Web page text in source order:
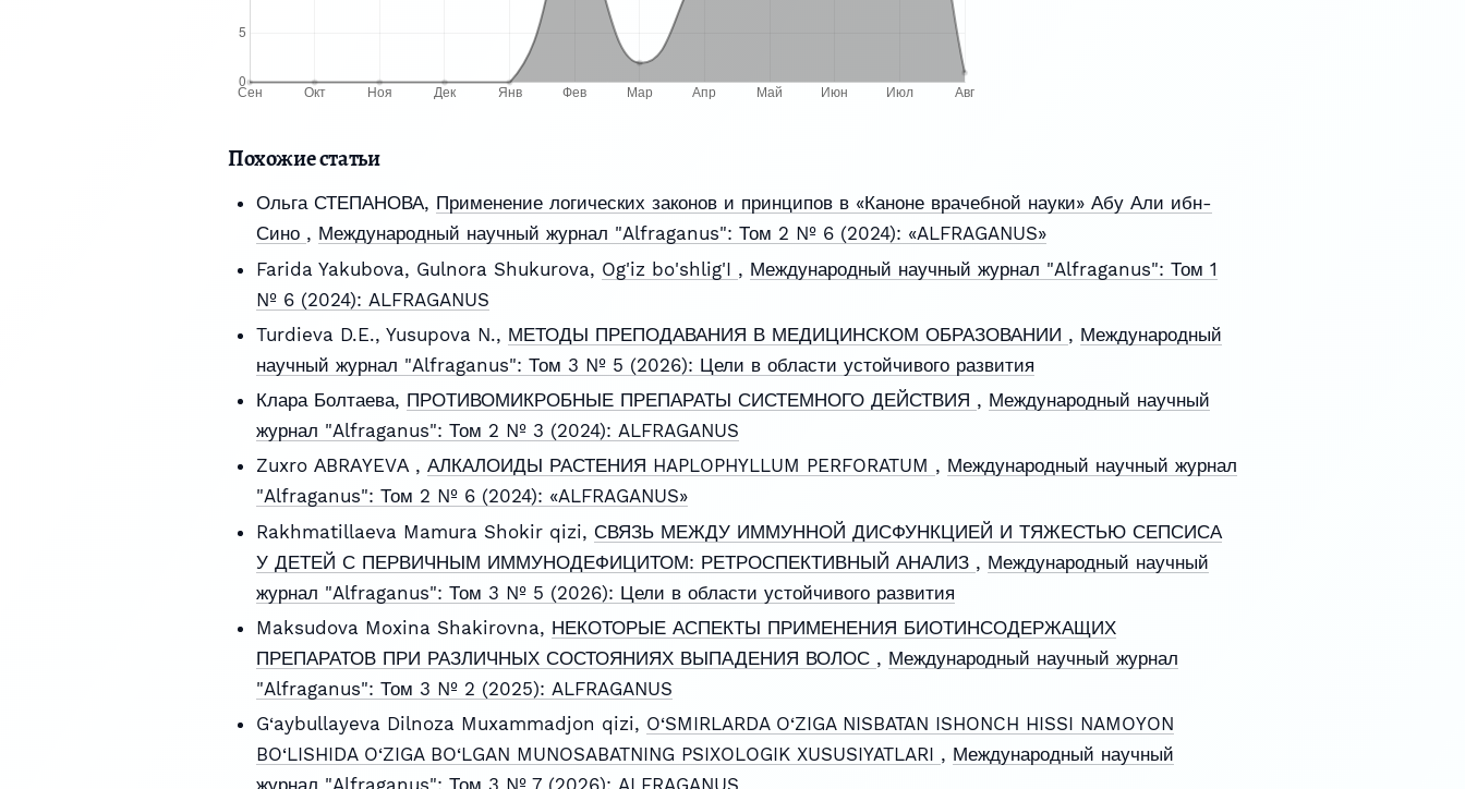
Похожие статьи
Ольга СТЕПАНОВА, Применение логических законов и принципов в «Каноне врачебной науки» Абу Али ибн-
Сино , Международный научный журнал "Alfraganus": Том 2 № 6 (2024): «ALFRAGANUS»
Farida Yakubova, Gulnora Shukurova, Og'iz bo'shlig'I , Международный научный журнал "Alfraganus": Том 1
№ 6 (2024): ALFRAGANUS
Turdieva D.E., Yusupova N., МЕТОДЫ ПРЕПОДАВАНИЯ В МЕДИЦИНСКОМ ОБРАЗОВАНИИ , Международный
научный журнал "Alfraganus": Том 3 № 5 (2026): Цели в области устойчивого развития
Клара Болтаева, ПРОТИВОМИКРОБНЫЕ ПРЕПАРАТЫ СИСТЕМНОГО ДЕЙСТВИЯ , Международный научный
журнал "Alfraganus": Том 2 № 3 (2024): ALFRAGANUS
Zuxro АBRАYEVА , АЛКАЛОИДЫ РАСТЕНИЯ HAPLOPHYLLUM PERFORATUM , Международный научный журнал
"Alfraganus": Том 2 № 6 (2024): «ALFRAGANUS»
Rakhmatillaeva Mamura Shokir qizi, СВЯЗЬ МЕЖДУ ИММУННОЙ ДИСФУНКЦИЕЙ И ТЯЖЕСТЬЮ СЕПСИСА
У ДЕТЕЙ С ПЕРВИЧНЫМ ИММУНОДЕФИЦИТОМ: РЕТРОСПЕКТИВНЫЙ АНАЛИЗ , Международный научный
журнал "Alfraganus": Том 3 № 5 (2026): Цели в области устойчивого развития
Maksudova Moxina Shakirovna, НЕКОТОРЫЕ АСПЕКТЫ ПРИМЕНЕНИЯ БИОТИНСОДЕРЖАЩИХ
ПРЕПАРАТОВ ПРИ РАЗЛИЧНЫХ СОСТОЯНИЯХ ВЫПАДЕНИЯ ВОЛОС , Международный научный журнал
"Alfraganus": Том 3 № 2 (2025): ALFRAGANUS
G‘aybullayeva Dilnoza Muxammadjon qizi, O‘SMIRLARDA O‘ZIGA NISBATAN ISHONCH HISSI NAMOYON
BO‘LISHIDA O‘ZIGA BO‘LGAN MUNOSABATNING PSIXOLOGIK XUSUSIYATLARI , Международный научный
журнал "Alfraganus": Том 3 № 7 (2026): ALFRAGANUS